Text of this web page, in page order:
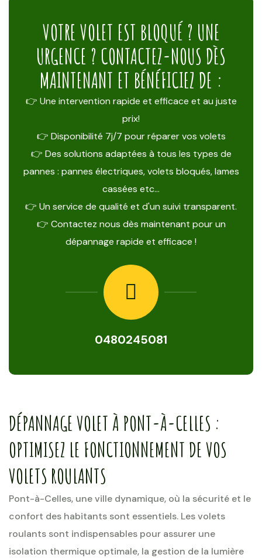
VOTRE VOLET EST BLOQUÉ ? UNE
URGENCE ? CONTACTEZ-NOUS DÈS
MAINTENANT ET BÉNÉFICIEZ DE :
👉 Une intervention rapide et efficace et au juste
prix!
👉 Disponibilité 7j/7 pour réparer vos volets
👉 Des solutions adaptées à tous les types de
pannes : pannes électriques, volets bloqués, lames
cassées etc…
👉 Un service de qualité et d'un suivi transparent.
👉 Contactez nous dès maintenant pour un
dépannage rapide et efficace !
0480245081
DÉPANNAGE VOLET À PONT-À-CELLES :
OPTIMISEZ LE FONCTIONNEMENT DE VOS
VOLETS ROULANTS
Pont-à-Celles, une ville dynamique, où la sécurité et le
confort des habitants sont essentiels. Les volets
roulants sont indispensables pour assurer une
isolation thermique optimale, la gestion de la lumière